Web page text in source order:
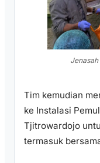
Jenasah
Tim kemudian
ke Instalasi
Tjitrowardojo
termasuk